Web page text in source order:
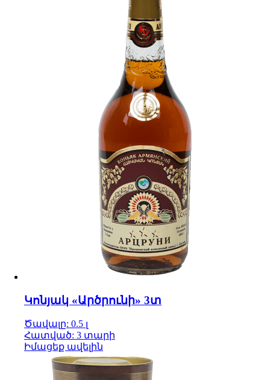
Կոնյակ «Արծրունի» 3տ
Ծավալը: 0.5 լ
Հատված: 3 տարի
Իմացեք ավելին